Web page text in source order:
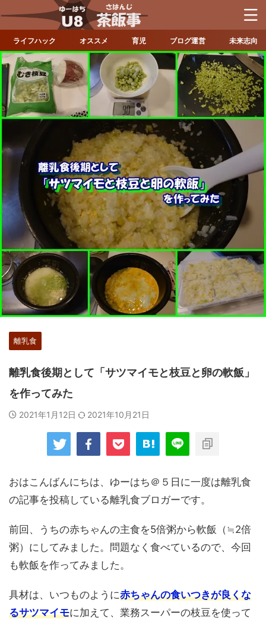
ライフハック オススメ 育児 ブログ運営 未来志向
離乳食
離乳食後期として「サツマイモと枝豆と卵の軟飯」
を作ってみた
2021年1月12日 2021年10月21日
おはこんばんにちは、ゆーはち＠５日に一度は離乳食
の記事を投稿している離乳食ブロガーです。
前回、うちの赤ちゃんの主食を5倍粥から軟飯（≒2倍
粥）にしてみました。問題なく食べているので、今回
も軟飯を作ってみました。
具材は、いつものように赤ちゃんの食いつきが良くな
るサツマイモに加えて、業務スーパーの枝豆を使って